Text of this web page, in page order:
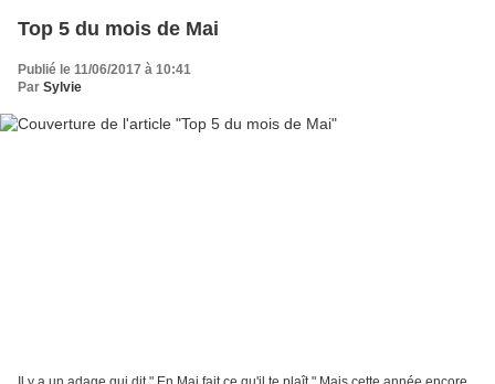
Top 5 du mois de Mai
Publié le 11/06/2017 à 10:41
Par Sylvie